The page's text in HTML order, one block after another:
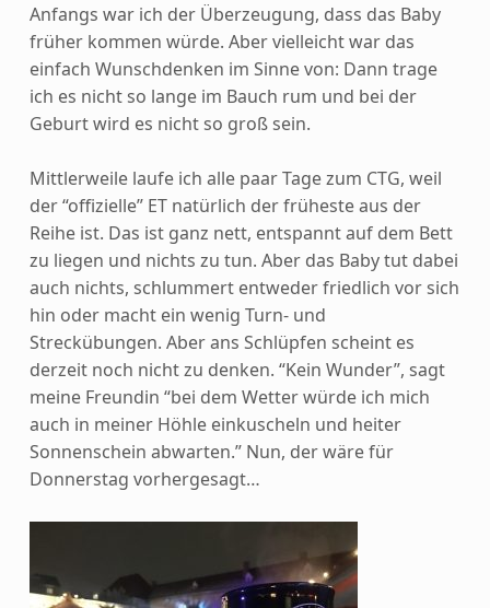
Anfangs war ich der Überzeugung, dass das Baby
früher kommen würde. Aber vielleicht war das
einfach Wunschdenken im Sinne von: Dann trage
ich es nicht so lange im Bauch rum und bei der
Geburt wird es nicht so groß sein.
Mittlerweile laufe ich alle paar Tage zum CTG, weil
der “offizielle” ET natürlich der früheste aus der
Reihe ist. Das ist ganz nett, entspannt auf dem Bett
zu liegen und nichts zu tun. Aber das Baby tut dabei
auch nichts, schlummert entweder friedlich vor sich
hin oder macht ein wenig Turn- und
Streckübungen. Aber ans Schlüpfen scheint es
derzeit noch nicht zu denken. “Kein Wunder”, sagt
meine Freundin “bei dem Wetter würde ich mich
auch in meiner Höhle einkuscheln und heiter
Sonnenschein abwarten.” Nun, der wäre für
Donnerstag vorhergesagt…